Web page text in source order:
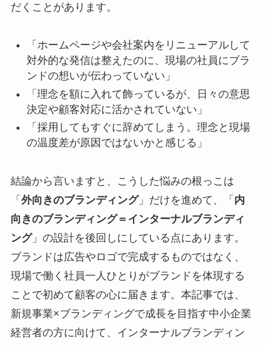
だくことがあります。
「ホームページや会社案内をリニューアルして
対外的な発信は整えたのに、現場の社員にブラ
ンドの想いが伝わっていない」
「理念を額に入れて飾っているが、日々の意思
決定や顧客対応に活かされていない」
「採用してもすぐに辞めてしまう。理念と現場
の温度差が原因ではないかと感じる」
結論から言いますと、こうした悩みの根っこは
「 外向きのブランディング」だけを進めて、「 内
向きのブランディング＝インターナルブランディ
ング」の設計を後回しにしている点にあります。
ブランドは広告やロゴで完成するものではなく、
現場で働く社員一人ひとりがブランドを体現する
ことで初めて顧客の心に届きます。本記事では、
新規事業×ブランディングで成長を目指す中小企業
経営者の方に向けて、インターナルブランディン